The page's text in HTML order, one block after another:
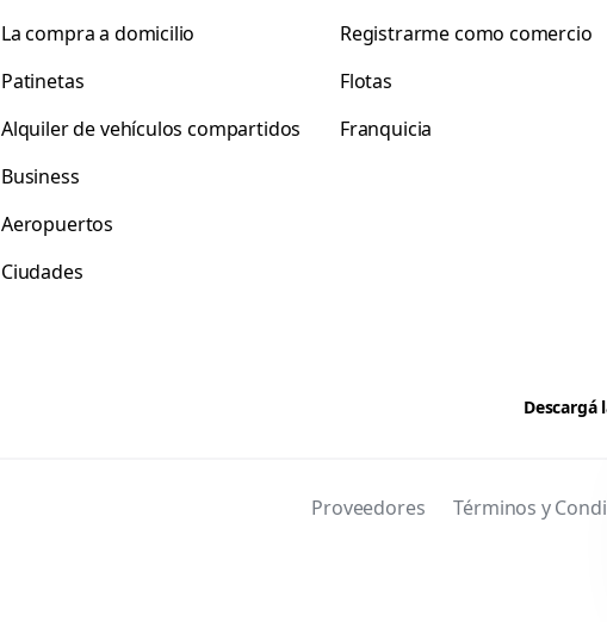
La compra a domicilio
Patinetas
Alquiler de vehículos compartidos
Business
Aeropuertos
Ciudades
Registrarme como comercio
Flotas
Franquicia
Descargá
Proveedores Términos y